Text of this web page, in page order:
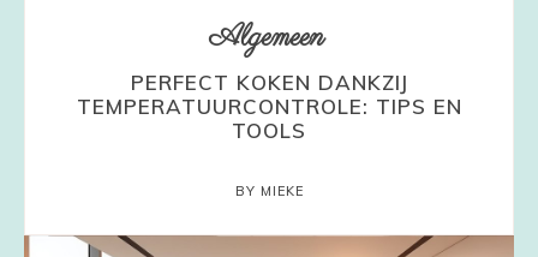
Algemeen
PERFECT KOKEN DANKZIJ
TEMPERATUURCONTROLE: TIPS EN
TOOLS
BY MIEKE